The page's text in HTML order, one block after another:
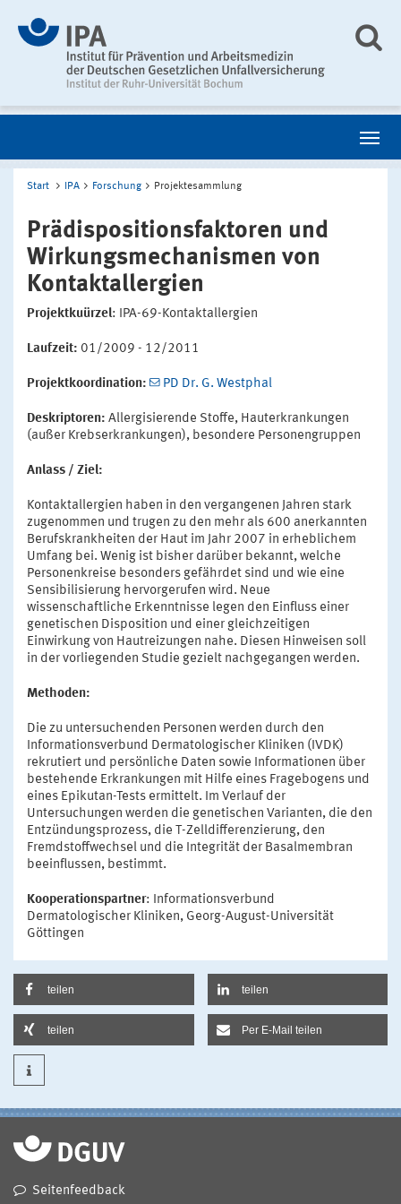
Start IPA Forschung Projektesammlung
Prädispositionsfaktoren und
Wirkungsmechanismen von
Kontaktallergien
Projektkuürzel: IPA-69-Kontaktallergien
Laufzeit: 01/2009 - 12/2011
Projektkoordination: PD Dr. G. Westphal
Deskriptoren: Allergisierende Stoffe, Hauterkrankungen
(außer Krebserkrankungen), besondere Personengruppen
Anlass / Ziel:
Kontaktallergien haben in den vergangenen Jahren stark
zugenommen und trugen zu den mehr als 600 anerkannten
Berufskrankheiten der Haut im Jahr 2007 in erheblichem
Umfang bei. Wenig ist bisher darüber bekannt, welche
Personenkreise besonders gefährdet sind und wie eine
Sensibilisierung hervorgerufen wird. Neue
wissenschaftliche Erkenntnisse legen den Einfluss einer
genetischen Disposition und einer gleichzeitigen
Einwirkung von Hautreizungen nahe. Diesen Hinweisen soll
in der vorliegenden Studie gezielt nachgegangen werden.
Methoden:
Die zu untersuchenden Personen werden durch den
Informationsverbund Dermatologischer Kliniken (IVDK)
rekrutiert und persönliche Daten sowie Informationen über
bestehende Erkrankungen mit Hilfe eines Fragebogens und
eines Epikutan-Tests ermittelt. Im Verlauf der
Untersuchungen werden die genetischen Varianten, die den
Entzündungsprozess, die T-Zelldifferenzierung, den
Fremdstoffwechsel und die Integrität der Basalmembran
beeinflussen, bestimmt.
Kooperationspartner: Informationsverbund
Dermatologischer Kliniken, Georg-August-Universität
Göttingen
teilen teilen
teilen Per E-Mail teilen
Seitenfeedback